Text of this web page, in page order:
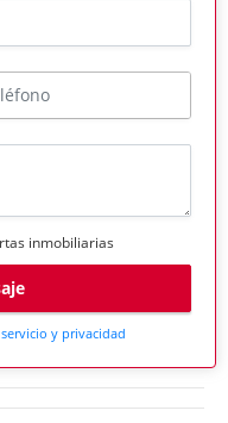
inmobiliarias
y privacidad